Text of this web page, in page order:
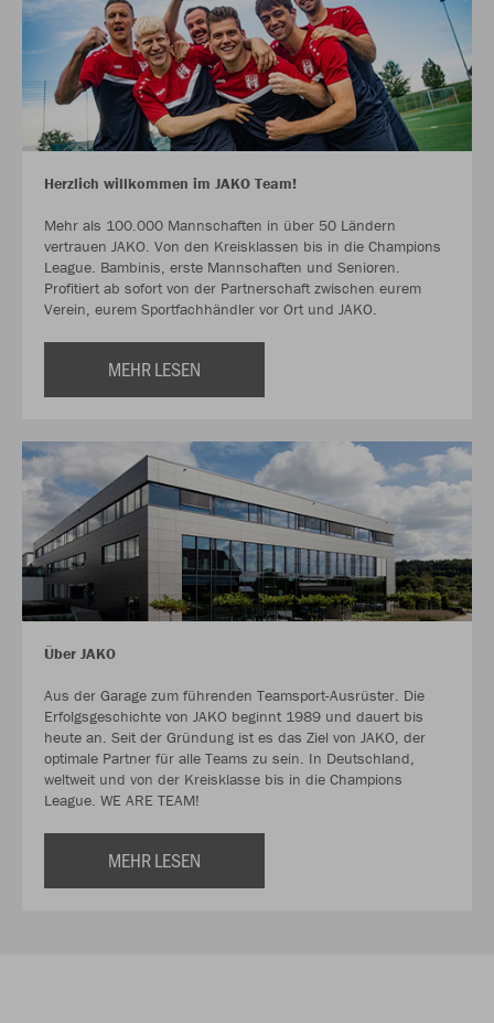
Herzlich willkommen im JAKO Team!
Mehr als 100.000 Mannschaften in über 50 Ländern
vertrauen JAKO. Von den Kreisklassen bis in die Champions
League. Bambinis, erste Mannschaften und Senioren.
Profitiert ab sofort von der Partnerschaft zwischen eurem
Verein, eurem Sportfachhändler vor Ort und JAKO.
MEHR LESEN
Über JAKO
Aus der Garage zum führenden Teamsport-Ausrüster. Die
Erfolgsgeschichte von JAKO beginnt 1989 und dauert bis
heute an. Seit der Gründung ist es das Ziel von JAKO, der
optimale Partner für alle Teams zu sein. In Deutschland,
weltweit und von der Kreisklasse bis in die Champions
League. WE ARE TEAM!
MEHR LESEN